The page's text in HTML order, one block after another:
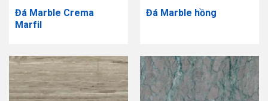
Đá Marble Crema
Marfil
Đá Marble hồng